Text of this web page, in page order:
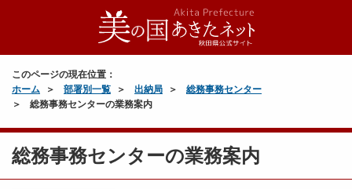
このページの現在位置：
ホーム
部署別一覧 出納局
総務事務センター
総務事務センターの業務案内
総務事務センターの業務案内